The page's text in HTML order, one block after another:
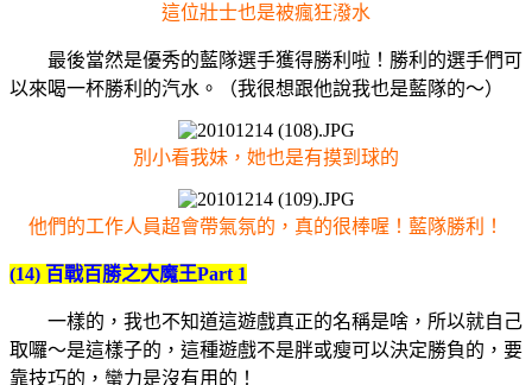
這位壯士也是被瘋狂潑水
最後當然是優秀的藍隊選手獲得勝利啦！勝利的選手們可
以來喝一杯勝利的汽水。（我很想跟他說我也是藍隊的～）
別小看我妹，她也是有摸到球的
他們的工作人員超會帶氣氛的，真的很棒喔！ 藍隊勝利！
(14) 百戰百勝之大魔王Part 1
一樣的，我也不知道這遊戲真正的名稱是啥，所以就自己
取囉～是這樣子的，這種遊戲不是胖或瘦可以決定勝負的，要
靠技巧的，蠻力是沒有用的！